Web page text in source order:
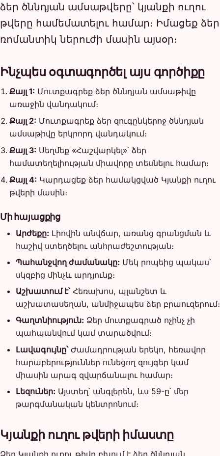
ձեր ծննդյան ամսաթվերը՝ կյանքի ուղու
թվերը համեմատելու համար։ Իմացեք ձեր
ռոմանտիկ ներուժի մասին այսօր։
Ինչպես օգտագործել այս գործիքը
Քայլ 1: Մուտքագրեք ձեր ծննդյան ամսաթիվը
առաջին վանդակում։
Քայլ 2: Մուտքագրեք ձեր զուգընկերոջ ծննդյան
ամսաթիվը երկրորդ վանդակում։
Քայլ 3: Սեղմեք «Հաշվարկել»՝ ձեր
համատեղելիության միավորը տեսնելու համար։
Քայլ 4: Կարդացեք ձեր համակցված Կյանքի ուղու
թվերի մասին։
Մի հայացքից
Արժեքը: Լիովին անվճար, առանց գրանցման և
հաշիվ ստեղծելու անհրաժեշտության։
Պահանջվող ժամանակը: Մեկ րոպեից պակաս՝
սկզբից մինչև արդյունք։
Աշխատում է՝Հեռախոս, պլանշետ և
աշխատասեղան, անմիջապես ձեր բրաուզերում։
Գաղտնիություն: Ձեր մուտքագրած ոչինչ չի
պահպանվում կամ տարածվում։
Լավագույնը՝Ժամադրության երեկո, հեռավոր
հարաբերություններ ունեցող զույգեր կամ
միասին արագ զվարճանալու համար։
Լեզուներ: Այստեղ՝ անգլերեն, ևս 59-ը՝ մեր
թարգմանական կենտրոնում։
Կյանքի ուղու թվերի իմաստը
Ձեր Կյանքի ուղու թիվը բխում է ձեր ծննդյան